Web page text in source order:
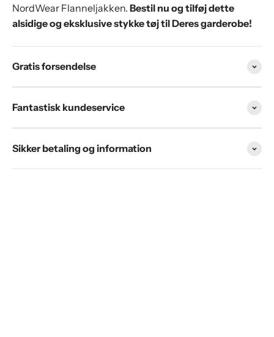
NordWear Flanneljakken. Bestil nu og tilføj dette
alsidige og eksklusive stykke tøj til Deres garderobe!
Gratis forsendelse
Fantastisk kundeservice
Sikker betaling og information